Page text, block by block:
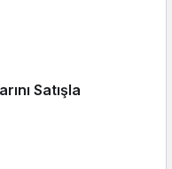
Satışla